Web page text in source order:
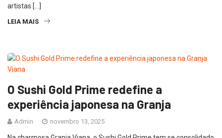
artistas […]
LEIA MAIS
O Sushi Gold Prime redefine a
experiência japonesa na Granja
Admin novembro 13, 2025